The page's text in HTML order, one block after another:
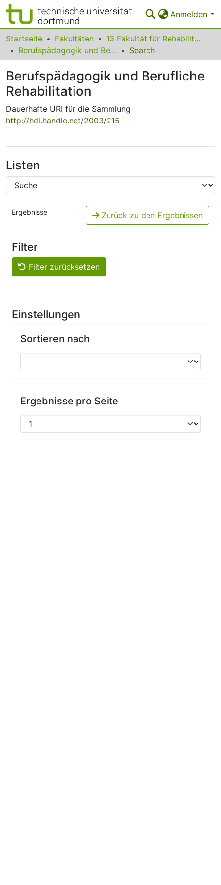
Anmelden
Bereiche & Sammlungen
Das gesamte Repositorium
Statistiken
FAQ
Leitlinien
Startseite Fakultäten
13 Fakultät für Rehabilitationswissenschaften
Berufspädagogik und Berufliche Rehabilitation
Search
Berufspädagogik und Berufliche
Rehabilitation
Dauerhafte URI für die Sammlung
http://hdl.handle.net/2003/215
Listen
Ergebnisse Zurück zu den Ergebnissen
Filter
Filter zurücksetzen
Einstellungen
Sortieren nach
Ergebnisse pro Seite